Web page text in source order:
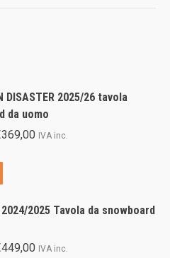
DISASTER 2025/26 tavola
da uomo
369,00 IlIVA inc.
prodotto
ha
Le
2024/2025 Tavola da snowboard
449,00 IlIVA inc.